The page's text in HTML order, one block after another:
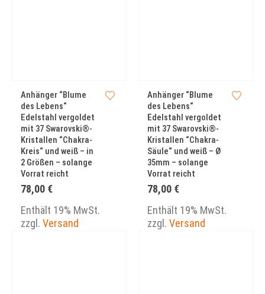
Anhänger “Blume
des Lebens“
Edelstahl vergoldet
mit 37 Swarovski®-
Kristallen “Chakra-
Kreis“ und weiß – in
2 Größen – solange
Vorrat reicht
78,00 €
Enthält 19% MwSt.
zzgl. Versand
Anhänger “Blume
des Lebens“
Edelstahl vergoldet
mit 37 Swarovski®-
Kristallen “Chakra-
Säule“ und weiß – Ø
35mm – solange
Vorrat reicht
78,00 €
Enthält 19% MwSt.
zzgl. Versand